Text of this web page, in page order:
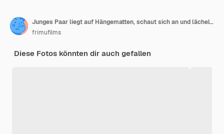
Junges Paar liegt auf Hängematten, schaut sich an und lächelt. Grün herum. Glamping
frimufilms
Diese Fotos könnten dir auch gefallen